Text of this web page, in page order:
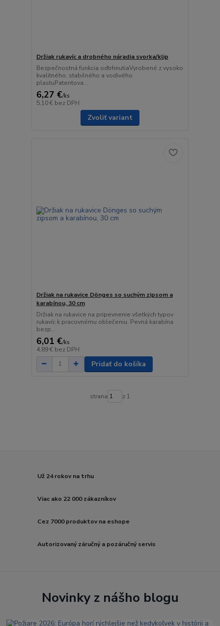
Držiak rukavíc a drobného náradia svorka/klip
Bezpečnostná funkcia odtrhnutiaVyrobené z vysoko
kvalitného, ​​stabilného a vodivého
plastuPatentova...
6,27 €/ks
5,10 € bez DPH
Zvoliť variant
Držiak na rukavice Dönges so suchým zipsom a
karabínou, 30 cm
Držiak na rukavice na pripevnenie všetkých typov
rukavíc k pracovnému oblečeniu. Pevná karabína
bezp...
6,01 €/ks
4,89 € bez DPH
Pridať do košíka
strana z 1
Už 24 rokov na trhu
Viac ako 22 000 zákazníkov
Cez 7000 produktov na eshope
Autorizovaný záručný a pozáručný servis
Novinky z nášho blogu